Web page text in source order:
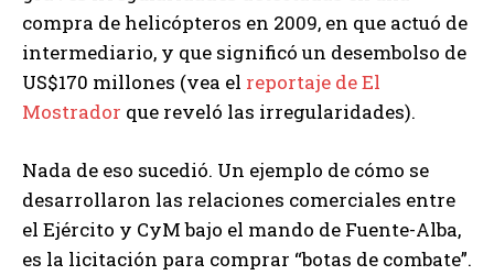
compra de helicópteros en 2009, en que actuó de
intermediario, y que significó un desembolso de
US$170 millones (vea el reportaje de El
Mostrador que reveló las irregularidades).
Nada de eso sucedió. Un ejemplo de cómo se
desarrollaron las relaciones comerciales entre
el Ejército y CyM bajo el mando de Fuente-Alba,
es la licitación para comprar “botas de combate”.